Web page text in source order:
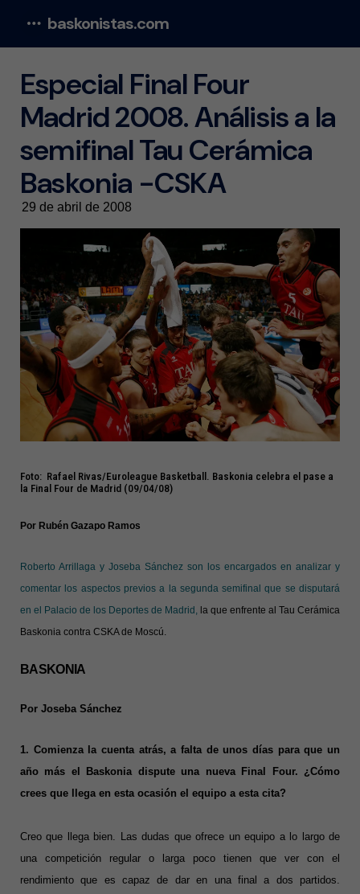
baskonistas.com
Especial Final Four
Madrid 2008. Análisis a la
semifinal Tau Cerámica
Baskonia -CSKA
29 de abril de 2008
Foto: Rafael Rivas/Euroleague Basketball. Baskonia celebra el pase a
la Final Four de Madrid (09/04/08)
Por Rubén Gazapo Ramos
Roberto Arrillaga y Joseba Sánchez son los encargados en analizar y
comentar los aspectos previos a la segunda semifinal que se disputará
en el Palacio de los Deportes de Madrid, la que enfrente al Tau Cerámica
Baskonia contra CSKA de Moscú.
BASKONIA
Por Joseba Sánchez
1. Comienza la cuenta atrás, a falta de unos días para que un
año más el Baskonia dispute una nueva Final Four. ¿Cómo
crees que llega en esta ocasión el equipo a esta cita?
Creo que llega bien. Las dudas que ofrece un equipo a lo largo de
una competición regular o larga poco tienen que ver con el
rendimiento que es capaz de dar en una final a dos partidos.